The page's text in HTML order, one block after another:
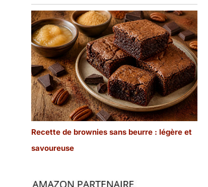
Recette de brownies sans beurre : légère et
savoureuse